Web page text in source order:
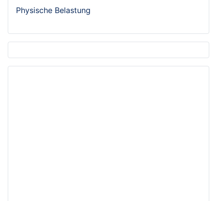
Physische Belastung